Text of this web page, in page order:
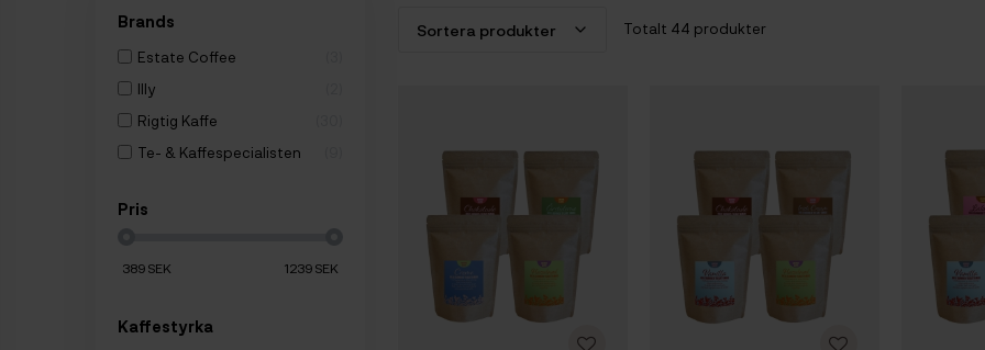
Brands
Estate Coffee
Illy
Rigtig Kaffe
Te- & Kaffespecialisten
Pris
389SEK 1239SEK
Kaffestyrka
Totalt 44 produkter